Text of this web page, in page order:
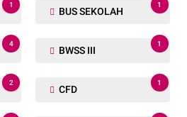
1
BUS SEKOLAH
1
4
BWSS III
1
2
CFD
1